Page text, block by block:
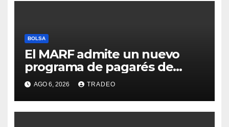
BOLSA
El MARF admite un nuevo
programa de pagarés de
Seresco por 20 millones de
euros
AGO 6, 2026 TRADEO